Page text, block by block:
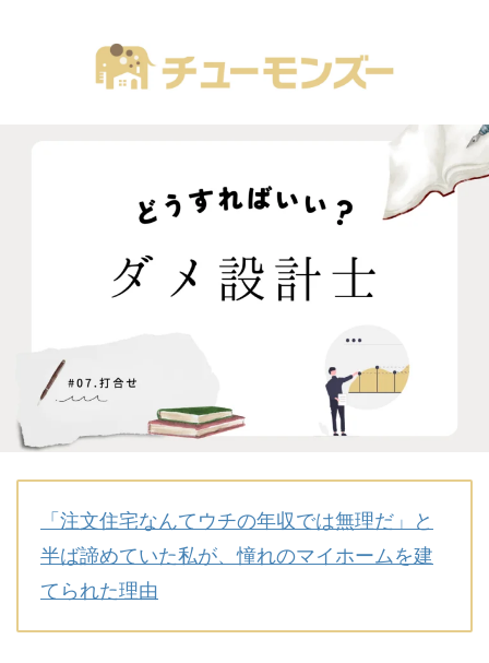
「注文住宅なんてウチの年収では無理だ」と
半ば諦めていた私が、憧れのマイホームを建
てられた理由